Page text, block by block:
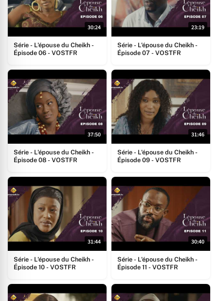
30:24
Série - L'épouse du Cheikh -
Épisode 06 - VOSTFR
23:19
Série - L'épouse du Cheikh -
Épisode 07 - VOSTFR
37:50
Série - L'épouse du Cheikh -
Épisode 08 - VOSTFR
31:46
Série - L'épouse du Cheikh -
Épisode 09 - VOSTFR
31:44
Série - L'épouse du Cheikh -
Épisode 10 - VOSTFR
30:40
Série - L'épouse du Cheikh -
Épisode 11 - VOSTFR